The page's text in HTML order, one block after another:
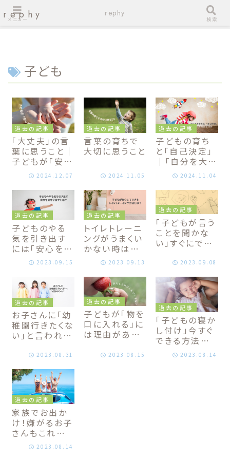
rephy
子ども
過去の記事
「大丈夫」の言
葉に思うこと｜
子どもが「安心
する」声かけ
2024.12.07
過去の記事
言葉の育ちで
大切に思うこと
2024.11.05
過去の記事
子どもの育ち
と「自己決定」
｜「自分を大
切」にする子育
2024.11.04
過去の記事
子どものやる
気を引き出す
には「安心を作
ること」が近
道！自立を促す
子育て方法
2023.09.15
過去の記事
トイレトレーニ
ングがうまくい
かない時は環
境を整えよう！
子どもが安心
して取り組める
トイトレ方法
2023.09.13
過去の記事
「子どもが言う
ことを聞かな
い」すぐにでき
2023.09.08
過去の記事
お子さんに「幼
稚園行きたくな
い」と言われた
｜元幼稚園教
諭が伝える安
心の作り方
2023.08.31
過去の記事
子どもが「物を
口に入れる」に
は理由がある！
ちら
2023.08.15
過去の記事
「子どもの寝か
し付け」今すぐ
できる方法｜
親子でぐっすり
睡眠をとろう
2023.08.14
過去の記事
家族でお出か
け！嫌がるお子
さんもこれで
安心
2023.08.14
メニュー
rephy
検索